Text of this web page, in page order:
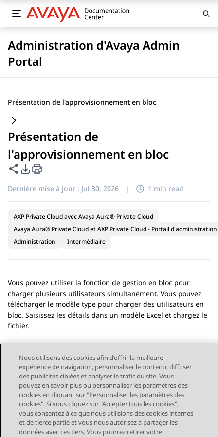
Administration d'Avaya Admin
Portal
Présentation de l'approvisionnement en bloc
Présentation de
l'approvisionnement en bloc
Partager cette page
Options d'exportation PDF
Dernière mise à jour : Jul 30, 2026 | 1 min read
AXP Private Cloud avec Avaya Aura® Private Cloud
Avaya Aura® Private Cloud et AXP Private Cloud - Portail d'administration
Administration
Intermédiaire
Vous pouvez utiliser la fonction de gestion en bloc pour
charger plusieurs utilisateurs simultanément. Vous pouvez
télécharger le modèle type pour charger des utilisateurs en
bloc. Saisissez les détails dans un modèle Excel et chargez le
fichier.
Send Feedback
Navigation par sujet
Sujet précédent Sujet suivant
Nous utilisons des cookies afin d’offrir la meilleure
expérience de navigation, personnaliser le contenu, diffuser
des publicités ciblées et analyser le trafic du site. Vous
pouvez en savoir plus ou personnaliser les paramètres des
cookies en cliquant sur "Personnaliser les paramètres des
cookies". Si vous cliquez sur "Accepter tous les cookies",
vous consentez à ce que nous utilisions des cookies internes
et de tierce partie et vous nous autorisez à partager les
données avec ces tiers. Vous pourrez retirer votre